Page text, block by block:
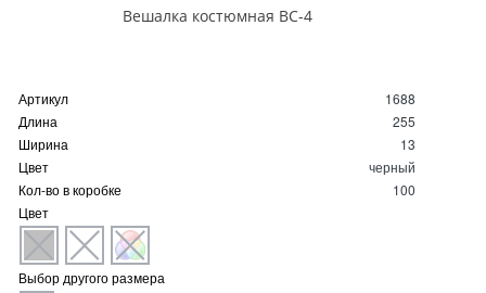
Вешалка костюмная ВС-4
Артикул
1688
Длина
255
Ширина
13
Цвет
черный
Кол-во в коробке
100
Цвет
Выбор другого размера